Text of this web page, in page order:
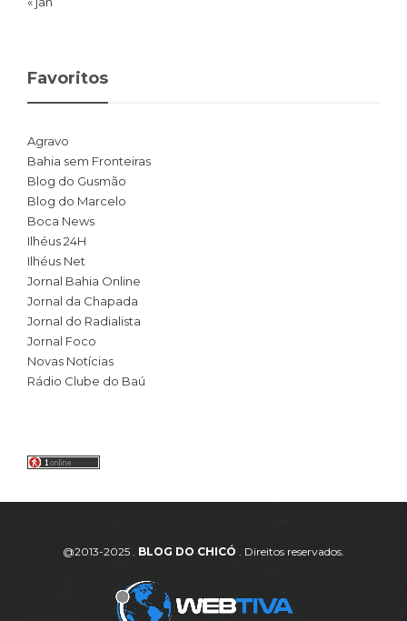
Favoritos
Agravo
Bahia sem Fronteiras
Blog do Gusmão
Blog do Marcelo
Boca News
Ilhéus 24H
Ilhéus Net
Jornal Bahia Online
Jornal da Chapada
Jornal do Radialista
Jornal Foco
Novas Notícias
Rádio Clube do Baú
@2013-2025 . BLOG DO CHICÓ . Direitos reservados.